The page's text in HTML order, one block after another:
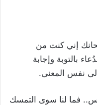
إني كنت من
بالتوبة وإجابة
إلى نفس المعنى.
فما لنا سوى التمسك